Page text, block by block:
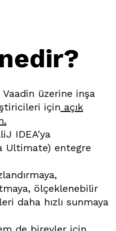
üzerine inşa
için açık
IDEA'ya
Ultimate) entegre
ölçeklenebilir
daha hızlı sunmaya